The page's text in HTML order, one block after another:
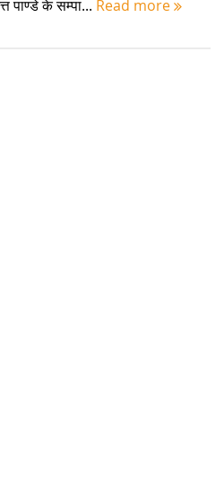
पाण्डे के सम्पा... Read more